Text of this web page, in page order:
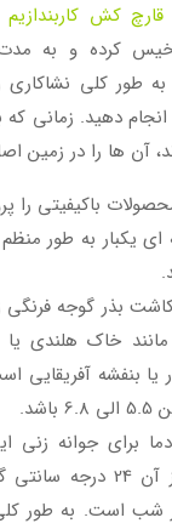
قارچ کش کاربندازیم
کرده و به
به طور کلی
آن ها را در زمین
باکیفیتی
ای یکبار به طور
بذر گوجه فرنگی
خاک هلندی یا
شب است. به طور